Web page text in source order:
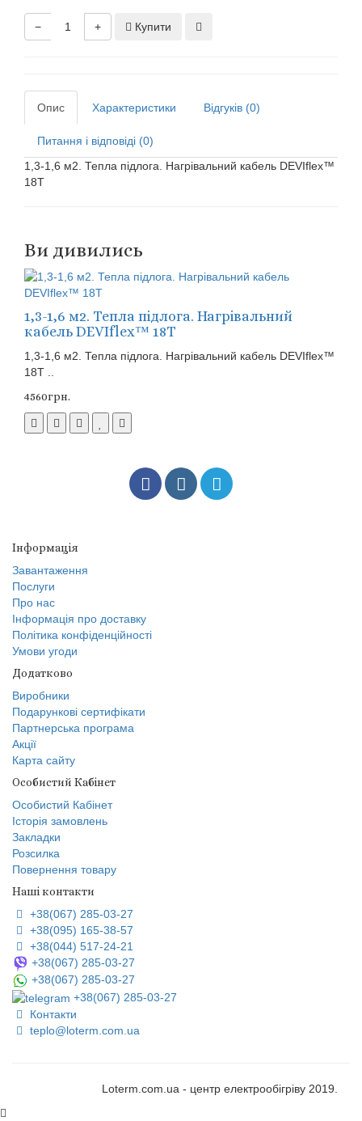
− + Купити
Опис Характеристики Відгуків (0)
Питання і відповіді (0)
1,3-1,6 м2. Тепла підлога. Нагрівальний кабель DEVIflex™
18Т
Ви дивились
1,3-1,6 м2. Тепла підлога. Нагрівальний
кабель DEVIflex™ 18Т
1,3-1,6 м2. Тепла підлога. Нагрівальний кабель DEVIflex™
18Т ..
4560грн.
Інформація
Завантаження
Послуги
Про нас
Інформація про доставку
Політика конфіденційності
Умови угоди
Додатково
Виробники
Подарункові сертифікати
Партнерська програма
Акції
Карта сайту
Особистий Кабінет
Особистий Кабінет
Історія замовлень
Закладки
Розсилка
Повернення товару
Наші контакти
+38(067) 285-03-27
+38(095) 165-38-57
+38(044) 517-24-21
+38(067) 285-03-27
+38(067) 285-03-27
+38(067) 285-03-27
Контакти
teplo@loterm.com.ua
Loterm.com.ua - центр електрообігріву 2019.